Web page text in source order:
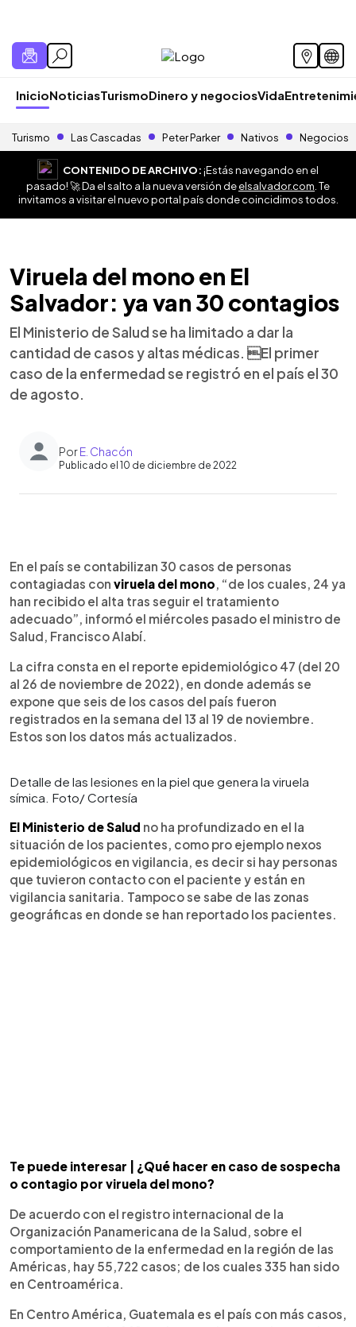
InicioNoticiasTurismoDinero y negociosVida
Turismo Las Cascadas Peter Parker Nativos Negocios
CONTENIDO DE ARCHIVO:¡Estás navegando en el
pasado! 🚀 Da el salto a la nueva versión deelsalvador.com . Te
invitamos a visitar el nuevo portal país donde coincidimos todos.
Viruela del mono en El
Salvador: ya van 30 contagios
El Ministerio de Salud se ha limitado a dar la
cantidad de casos y altas médicas. El primer
caso de la enfermedad se registró en el país el 30
de agosto.
PorE. Chacón
Publicado el 10 de diciembre de 2022
► Escuchar artículo
En el país se contabilizan 30 casos de personas
contagiadas con viruela del mono, “de los cuales, 24 ya
han recibido el alta tras seguir el tratamiento
adecuado”, informó el miércoles pasado el ministro de
Salud, Francisco Alabí.
La cifra consta en el reporte epidemiológico 47 (del 20
al 26 de noviembre de 2022), en donde además se
expone que seis de los casos del país fueron
registrados en la semana del 13 al 19 de noviembre.
Estos son los datos más actualizados.
Detalle de las lesiones en la piel que genera la viruela
símica. Foto/ Cortesía
El Ministerio de Salud no ha profundizado en el la
situación de los pacientes, como pro ejemplo nexos
epidemiológicos en vigilancia, es decir si hay personas
que tuvieron contacto con el paciente y están en
vigilancia sanitaria. Tampoco se sabe de las zonas
geográficas en donde se han reportado los pacientes.
Te puede interesar | ¿Qué hacer en caso de sospecha
o contagio por viruela del mono?
De acuerdo con el registro internacional de la
Organización Panamericana de la Salud, sobre el
comportamiento de la enfermedad en la región de las
Américas, hay 55,722 casos; de los cuales 335 han sido
en Centroamérica.
En Centro América, Guatemala es el país con más casos,